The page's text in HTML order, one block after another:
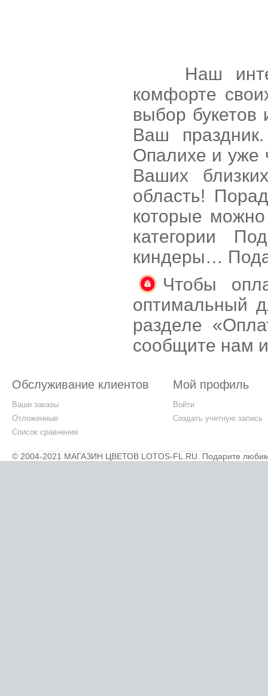
Наш
комфорте
выбор букетов
Ваш
Опалихе и уже
Ваших
область!
которые
категории
киндеры…
Чтобы
оптимальный
разделе
сообщите нам
Обслуживание клиентов
Ваши заказы
Отложенные
Список сравнения
Мой профиль
Войти
Создать учетную запись
© 2004-2021 МАГАЗИН ЦВЕТОВ LOTOS-FL.RU. Подарите